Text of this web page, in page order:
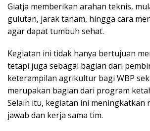
Giatja memberikan arahan teknis,
gulutan, jarak tanam, hingga cara
agar dapat tumbuh sehat.
Kegiatan ini tidak hanya bertujuan
tetapi juga sebagai bagian dari
keterampilan agrikultur bagi WBP
merupakan bagian dari program
Selain itu, kegiatan ini meningkatkan
jawab dan kerja sama tim.